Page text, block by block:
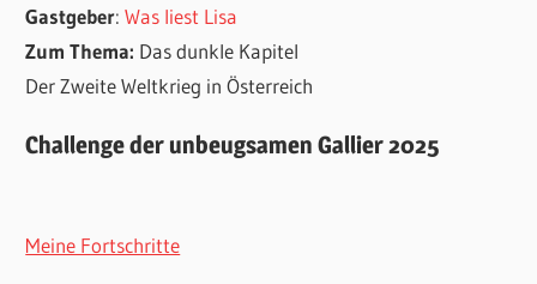
Gastgeber:Was liest Lisa
Zum Thema: Das dunkle Kapitel
Der Zweite Weltkrieg in Österreich
Challenge der unbeugsamen Gallier 2025
Meine Fortschritte